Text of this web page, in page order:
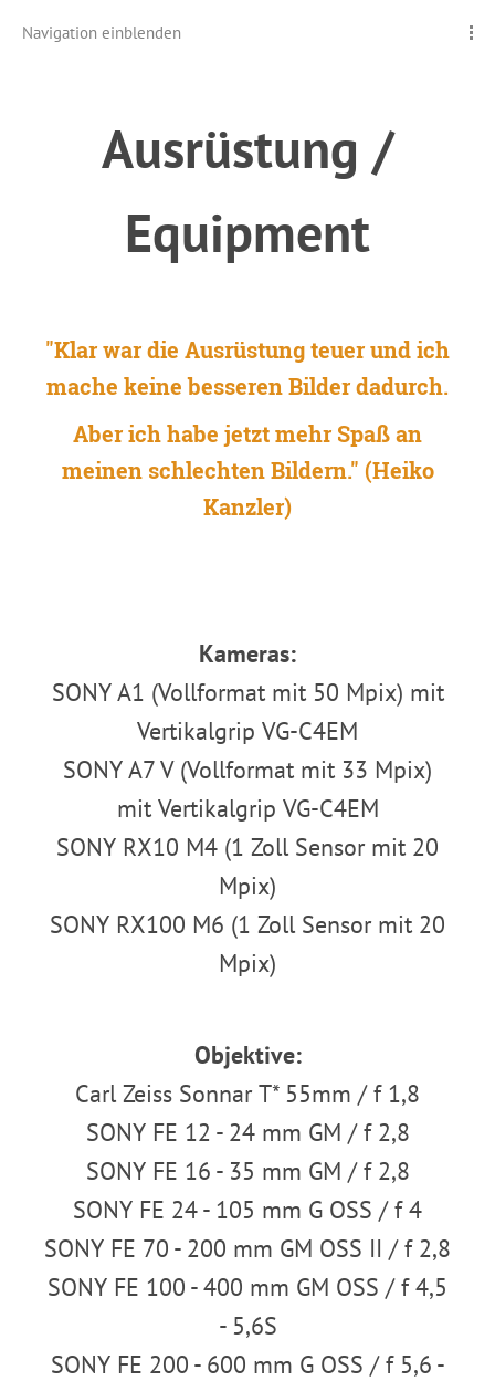
Navigation einblenden
Ausrüstung /
Equipment
"Klar war die Ausrüstung teuer und ich
mache keine besseren Bilder dadurch.
Aber ich habe jetzt mehr Spaß an
meinen schlechten Bildern." (Heiko
Kanzler)
Kameras:
SONY A1 (Vollformat mit 50 Mpix) mit
Vertikalgrip VG-C4EM
SONY A7 V (Vollformat mit 33 Mpix)
mit Vertikalgrip VG-C4EM
SONY RX10 M4 (1 Zoll Sensor mit 20
Mpix)
SONY RX100 M6 (1 Zoll Sensor mit 20
Mpix)
Objektive:
Carl Zeiss Sonnar T* 55mm / f 1,8
SONY FE 12 - 24 mm GM / f 2,8
SONY FE 16 - 35 mm GM / f 2,8
SONY FE 24 - 105 mm G OSS / f 4
SONY FE 70 - 200 mm GM OSS II / f 2,8
SONY FE 100 - 400 mm GM OSS / f 4,5
- 5,6S
SONY FE 200 - 600 mm G OSS / f 5,6 -